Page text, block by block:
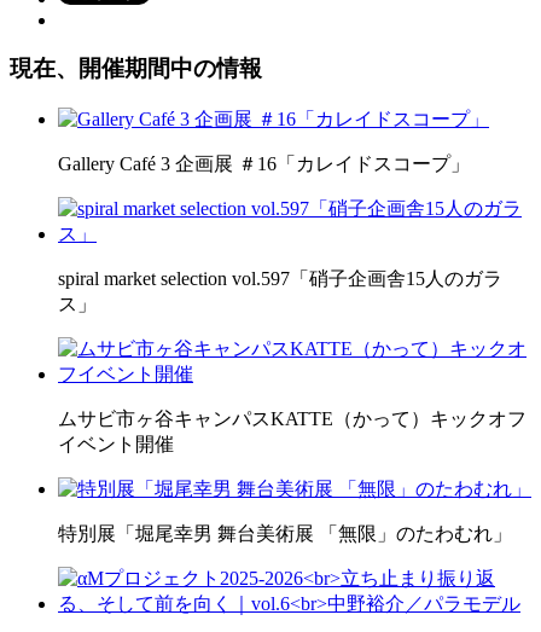
現在、開催期間中の情報
Gallery Café 3 企画展 ＃16「カレイドスコープ」
spiral market selection vol.597「硝子企画舎15人のガラ
ス」
ムサビ市ヶ谷キャンパスKATTE（かって）キックオフ
イベント開催
特別展「堀尾幸男 舞台美術展 「無限」のたわむれ」